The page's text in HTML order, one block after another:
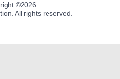
©2026
All rights reserved.